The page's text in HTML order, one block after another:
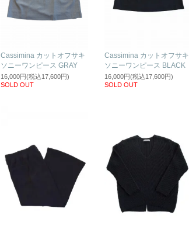
Cassimina カットオフサキ
ソニーワンピース GRAY
16,000円(税込17,600円)
SOLD OUT
Cassimina カットオフサキ
ソニーワンピース BLACK
16,000円(税込17,600円)
SOLD OUT